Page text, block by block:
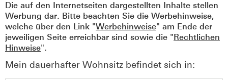
Die auf den Internetseiten dargestellten Inhalte stellen
Werbung dar. Bitte beachten Sie die Werbehinweise,
welche über den Link "Werbehinweise" am Ende der
jeweiligen Seite erreichbar sind sowie die "Rechtlichen
Hinweise".
Mein dauerhafter Wohnsitz befindet sich in: